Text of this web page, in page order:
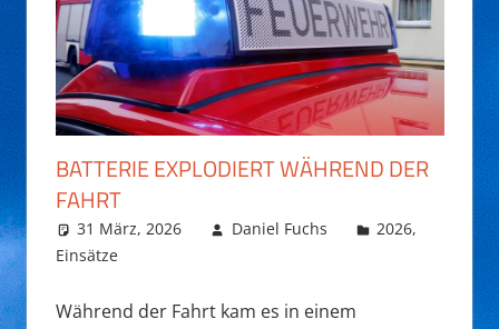
BATTERIE EXPLODIERT WÄHREND DER
FAHRT
31 März, 2026 Daniel Fuchs 2026,
Einsätze
Während der Fahrt kam es in einem